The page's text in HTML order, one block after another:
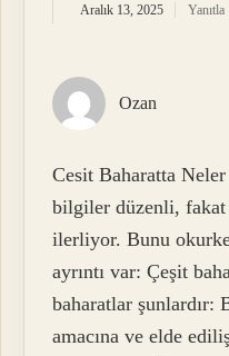
Aralık 13, 2025 Yanıtla
Ozan
Cesit Baharatta
bilgiler düzenli,
ilerliyor. Bunu
ayrıntı var: Çeşit
baharatlar şunlardır:
amacına ve elde